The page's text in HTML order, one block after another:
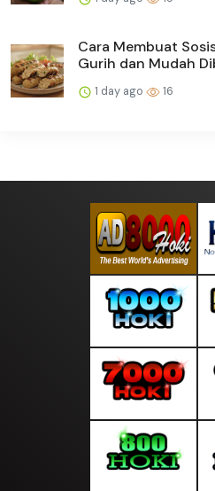
Cara Membuat
Gurih dan Mudah
1 day ago 16